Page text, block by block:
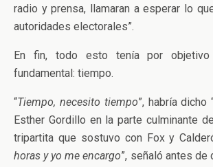
radio y prensa, llamaran a esperar lo
autoridades electorales”.
En fin, todo esto tenía por objetivo
fundamental: tiempo.
“Tiempo, necesito tiempo”, habría dicho
Esther Gordillo en la parte culminante
tripartita que sostuvo con Fox y
horas y yo me encargo”, señaló antes de